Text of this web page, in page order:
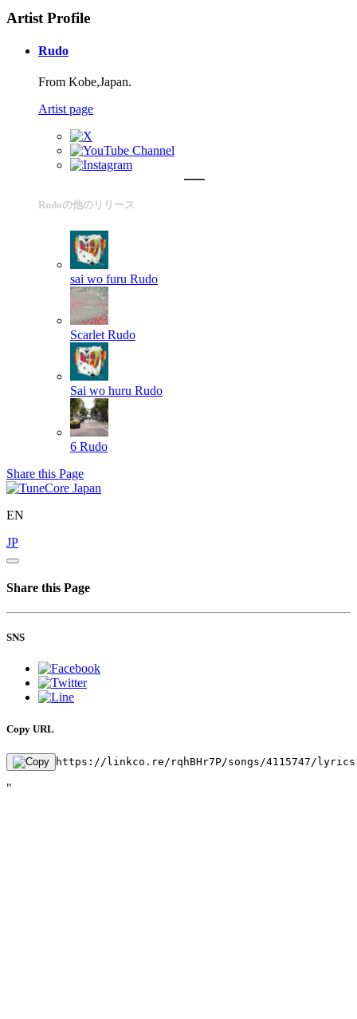
Artist Profile
Rudo
From Kobe,Japan.
Artist page
Rudoの他のリリース
sai wo furu Rudo
Scarlet Rudo
Sai wo huru Rudo
6 Rudo
Share this Page
EN
JP
Share this Page
SNS
Copy URL
https://linkco.re/rqhBHr7P/songs/4115747/
"